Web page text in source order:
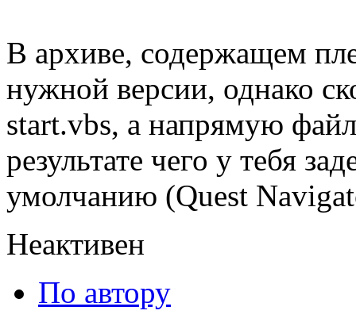
В архиве, содержащем
нужной версии, однако
start.vbs, а напрямую
результате чего у тебя
умолчанию (Quest
Неактивен
По автору